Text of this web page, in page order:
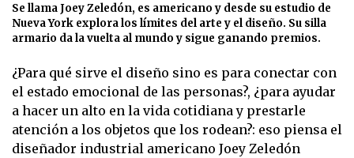
Se llama Joey Zeledón, es americano y desde su estudio de
Nueva York explora los límites del arte y el diseño. Su silla
armario da la vuelta al mundo y sigue ganando premios.
¿Para qué sirve el diseño sino es para conectar con
el estado emocional de las personas?, ¿para ayudar
a hacer un alto en la vida cotidiana y prestarle
atención a los objetos que los rodean?: eso piensa el
diseñador industrial americano Joey Zeledón